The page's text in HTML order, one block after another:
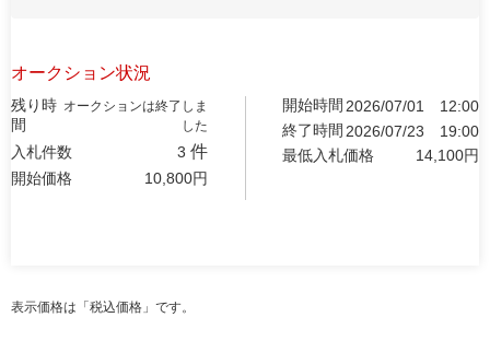
オークション状況
残り時
間
オークションは終了しま
した
入札件数 3 件
開始価格 10,800円
開始時間 2026/07/01
12:00
終了時間 2026/07/23
19:00
最低入札価格
14,100円
表示価格は「税込価格」です。